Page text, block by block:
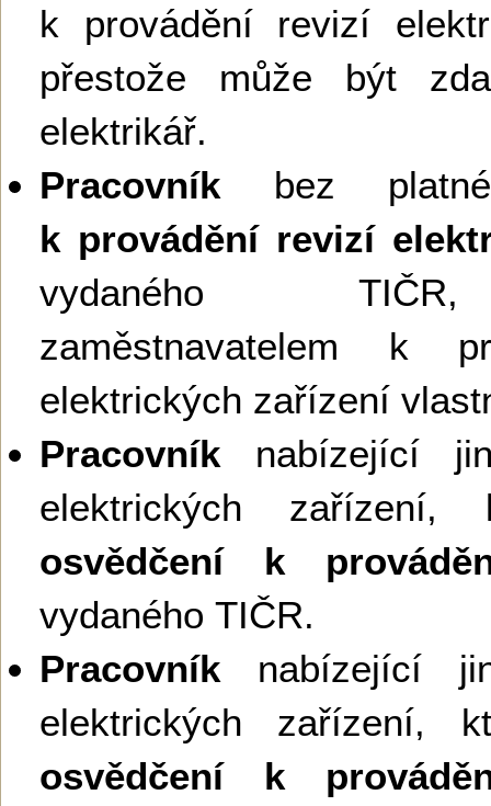
k provádění revizí
přestože může být
elektrikář.
Pracovník bez
k provádění revizí
vydaného
zaměstnavatelem k
elektrických zařízení
Pracovník nabízející
elektrických
osvědčení k
vydaného TIČR.
Pracovník nabízející
elektrických zařízení,
osvědčení k